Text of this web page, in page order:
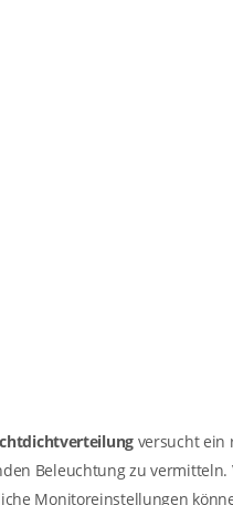
versucht ein
Beleuchtung zu vermitteln.
Monitoreinstellungen